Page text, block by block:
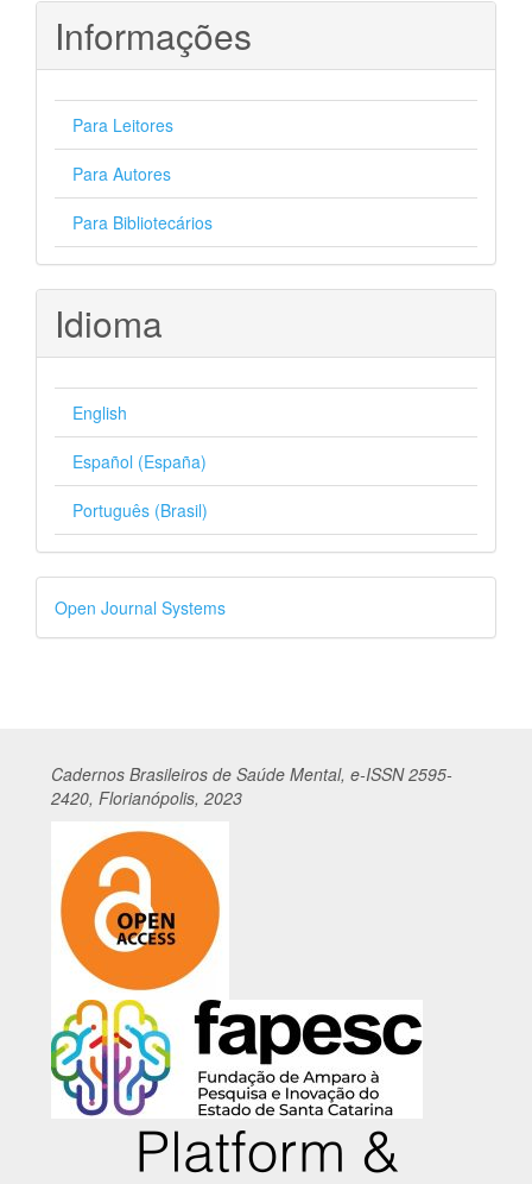
Informações
Para Leitores
Para Autores
Para Bibliotecários
Idioma
English
Español (España)
Português (Brasil)
Desenvolvido
por
Open Journal Systems
Cadernos Brasileiros de Saúde Mental, e-ISSN 2595-
2420, Florianópolis, 2023